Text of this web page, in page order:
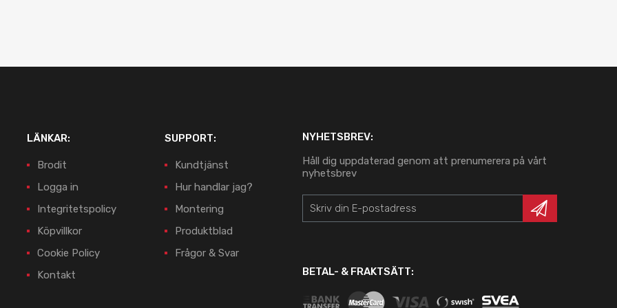
LÄNKAR:
Brodit
Logga in
Integritetspolicy
Köpvillkor
Cookie Policy
Kontakt
SUPPORT:
Kundtjänst
Hur handlar jag?
Montering
Produktblad
Frågor & Svar
NYHETSBREV:
Håll dig uppdaterad genom att prenumerera på vårt
nyhetsbrev
BETAL- & FRAKTSÄTT: